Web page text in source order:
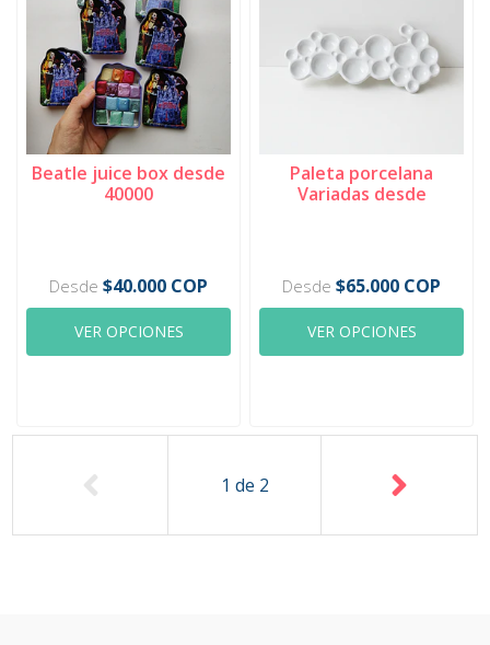
Beatle juice box desde
40000
Desde $40.000 COP
VER OPCIONES
Paleta porcelana
Variadas desde
Desde $65.000 COP
VER OPCIONES
1 de 2